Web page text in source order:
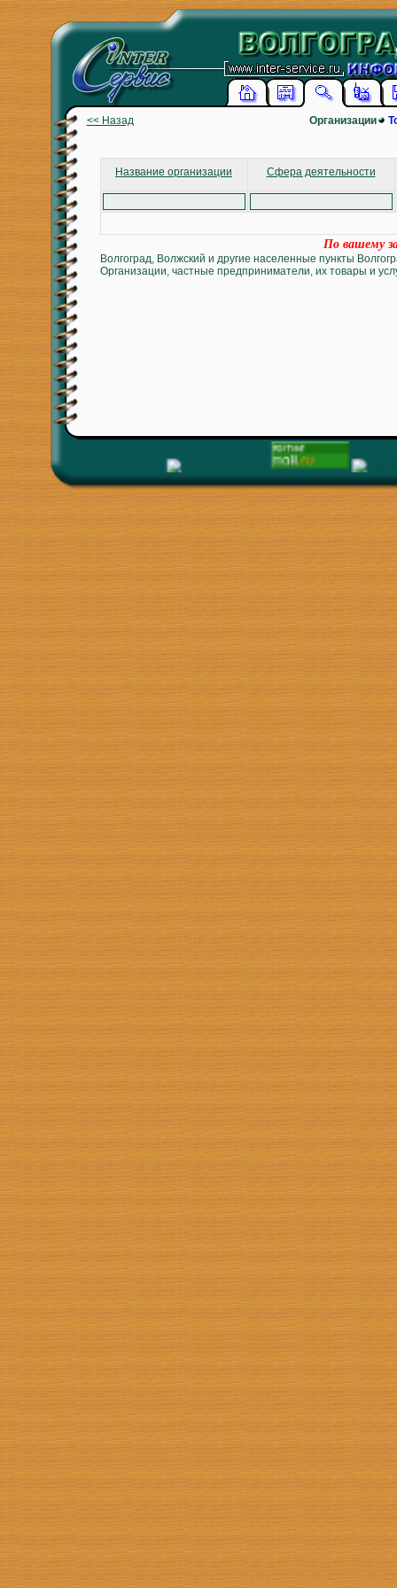
<< Назад Организации
Название организации Сфера деятельности
По вашему
Волгоград, Волжский и другие населенные пункты
Организации, частные предприниматели, их товары и